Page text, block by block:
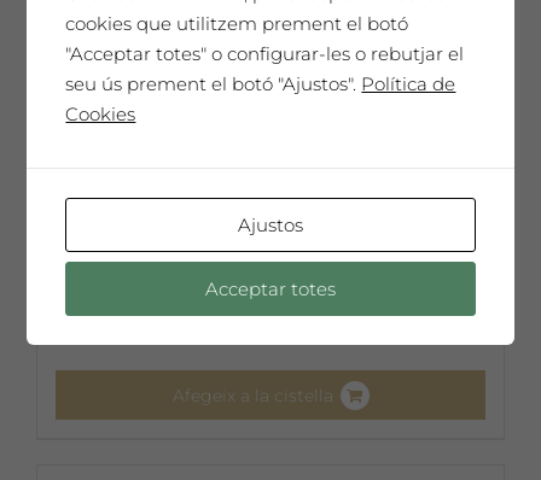
Carlos Santos
65,00€
Afegeix a la cistella
cookies que utilitzem prement el botó
"Acceptar totes" o configurar-les o rebutjar el
seu ús prement el botó "Ajustos". Política de
Cookies
Ajustos
Acceptar totes